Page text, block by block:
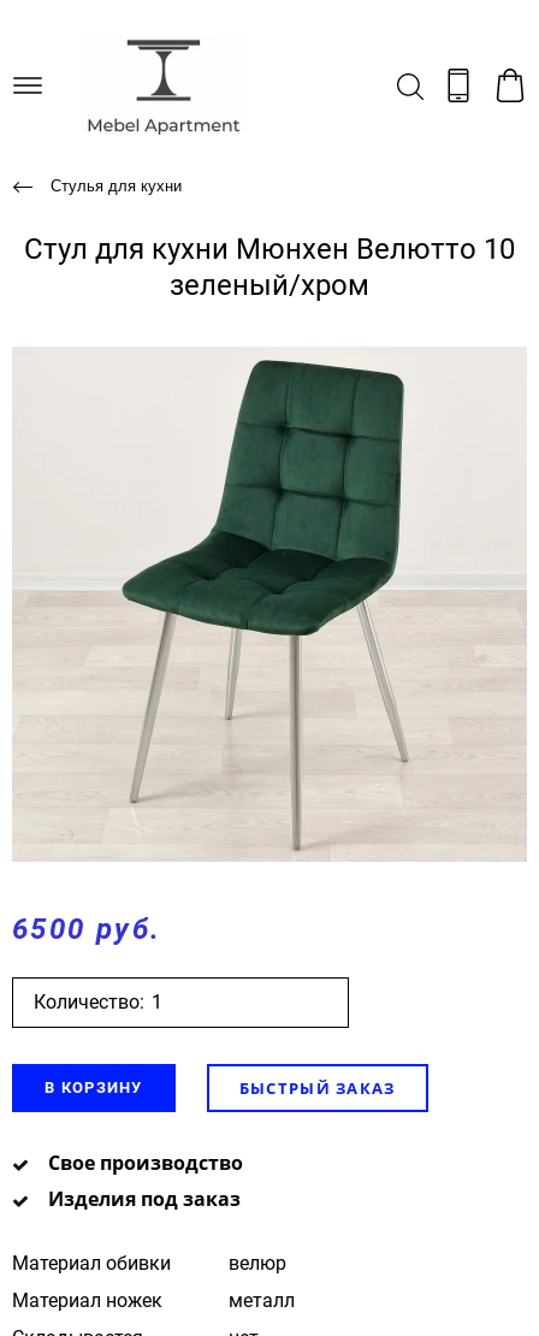
Стулья для кухни
Стул для кухни Мюнхен Велютто 10
зеленый/хром
6500 руб.
Количество:
В КОРЗИНУ БЫСТРЫЙ ЗАКАЗ
Свое производство
Изделия под заказ
Материал обивки
велюр
Материал ножек
металл